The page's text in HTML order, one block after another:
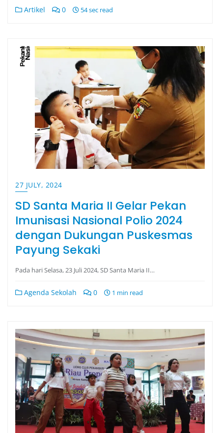
Artikel 0 54 sec read
27 JULY, 2024
SD Santa Maria II Gelar Pekan
Imunisasi Nasional Polio 2024
dengan Dukungan Puskesmas
Payung Sekaki
Pada hari Selasa, 23 Juli 2024, SD Santa Maria II…
Agenda Sekolah 0 1 min read